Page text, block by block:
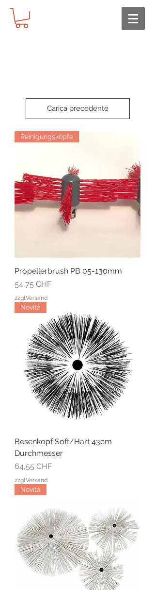
Carica precedente
Reinigungsköpfe
Propellerbrush PB 05-130mm
Prezzo
54,75 CHF
zzgl.Versand
Novità
Besenkopf Soft/Hart 43cm
Durchmesser
Prezzo
64,55 CHF
zzgl.Versand
Novità